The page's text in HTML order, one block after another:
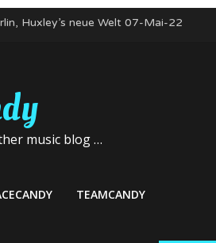
Huxley’s neue Welt 07-Mai-22
im Mai
music blog …
TEAMCANDY